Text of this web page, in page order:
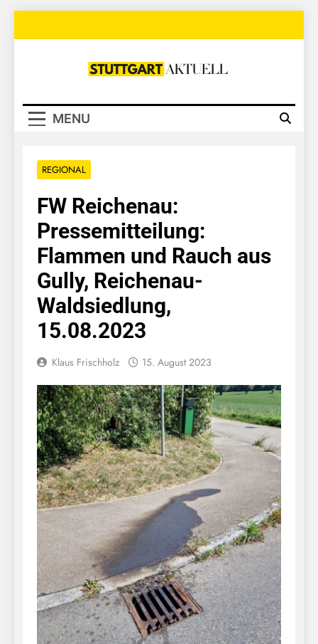
Stuttgart
MENU
REGIONAL
FW Reichenau:
Pressemitteilung:
Flammen und Rauch aus
Gully, Reichenau-
Waldsiedlung,
15.08.2023
Klaus Frischholz 15. August 2023